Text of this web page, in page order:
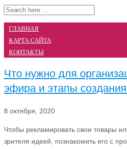
ГЛАВНАЯ
КАРТА САЙТА
КОНТАКТЫ
Что нужно для
эфира и этапы
8 октября, 2020
Чтобы рекламировать свои товары
зрителя идеей, познакомить его с